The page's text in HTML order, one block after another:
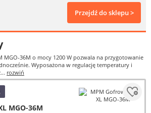
Przejdź do sklepu >
MGO-36M o mocy 1200 W pozwala na przygotowanie
Wyposażona w regulację temperatury i
rozwiń
MGO-36M